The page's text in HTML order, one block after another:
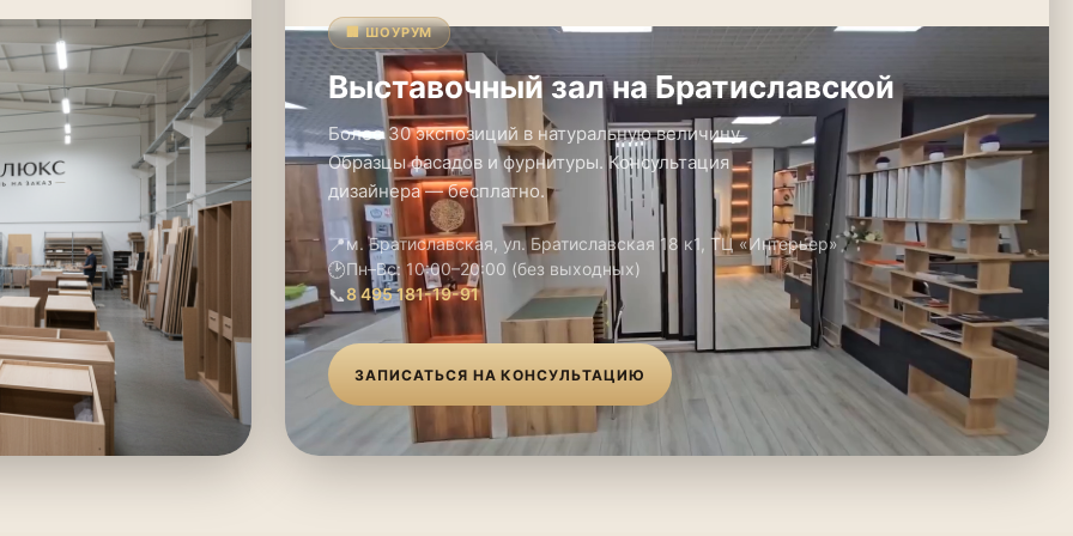
🏢 ШОУРУМ
Выставочный зал на Братиславской
Более 30 экспозиций в натуральную величину.
Образцы фасадов и фурнитуры. Консультация
дизайнера — бесплатно.
📍м. Братиславская, ул. Братиславская 18 к1, ТЦ «Интерьер»
🕑Пн–Вс: 10:00–20:00 (без выходных)
📞8 495 181-19-91
ЗАПИСАТЬСЯ НА КОНСУЛЬТАЦИЮ